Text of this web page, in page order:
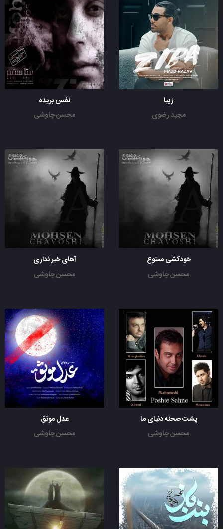
زیبا
مجید رضوی
نفس بریده
محسن چاوشی
خودکشی ممنوع
محسن چاوشی
آهای خبر نداری
محسن چاوشی
پشت صحنه دنیای ما
محسن چاوشی
عدل موثق
محسن چاوشی